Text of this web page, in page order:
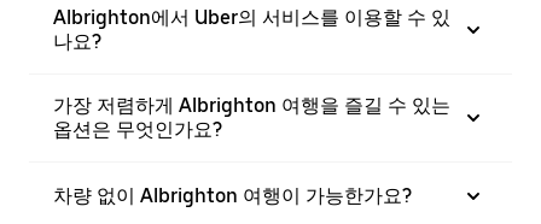
Albrighton에서 Uber의 서비스를 이용할 수 있
나요?
가장 저렴하게 Albrighton 여행을 즐길 수 있는
옵션은 무엇인가요?
차량 없이 Albrighton 여행이 가능한가요?